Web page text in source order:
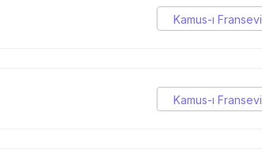
Kamus-ı Fransevi
Kamus-ı Fransevi